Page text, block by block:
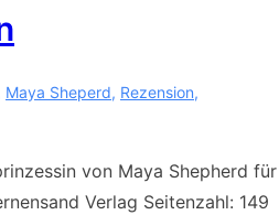
Maya Sheperd, Rezension,
von Maya Shepherd für
Verlag Seitenzahl: 149